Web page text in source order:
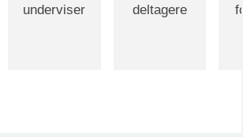
underviser
deltagere